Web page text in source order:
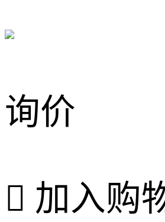
询价
 加入购